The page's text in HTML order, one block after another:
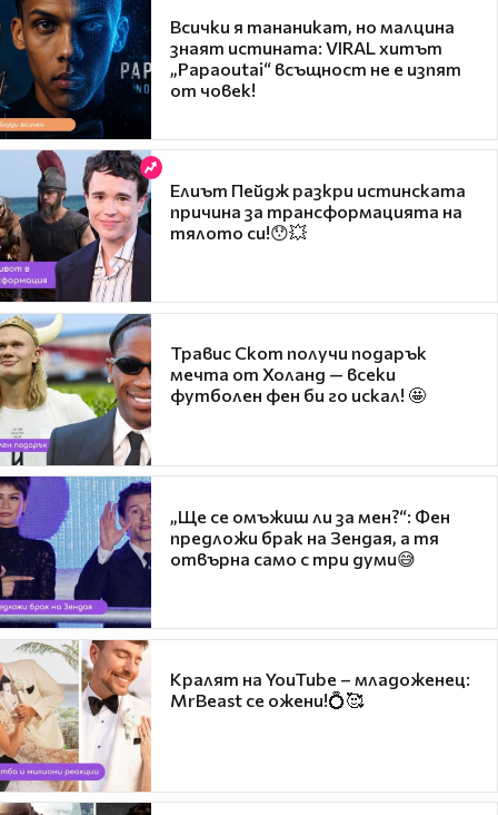
Всички я тананикат, но малцина
знаят истината: VIRAL хитът
„Papaoutai“ всъщност не е изпят
от човек!
Елиът Пейдж разкри истинската
причина за трансформацията на
тялото си!😯💥
Травис Скот получи подарък
мечта от Холанд — всеки
футболен фен би го искал! 🤩
„Ще се омъжиш ли за мен?“: Фен
предложи брак на Зендая, а тя
отвърна само с три думи😅
Кралят на YouTube – младоженец:
MrBeast се ожени!💍🥰